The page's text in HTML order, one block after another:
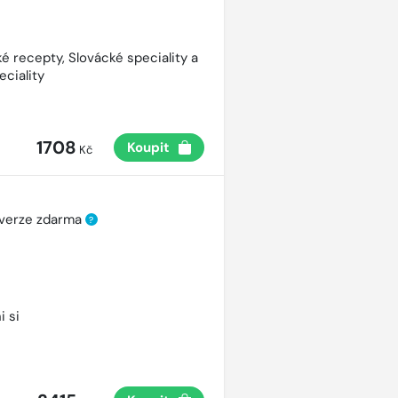
recepty, Slovácké speciality a
1708 Kč Koupit
zdarma ?
si